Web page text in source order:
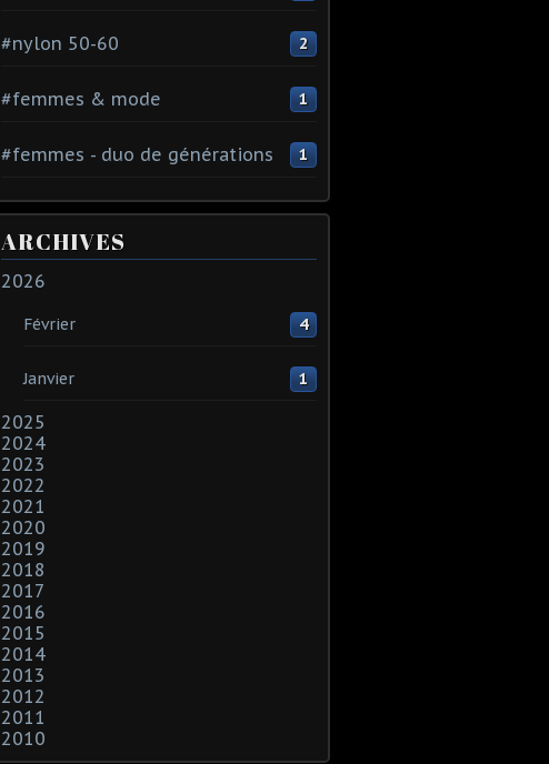
#nylon 50-60 2
#femmes & mode 1
#femmes - duo de générations 1
ARCHIVES
2026
Février 4
Janvier 1
2025
2024
2023
2022
2021
2020
2019
2018
2017
2016
2015
2014
2013
2012
2011
2010